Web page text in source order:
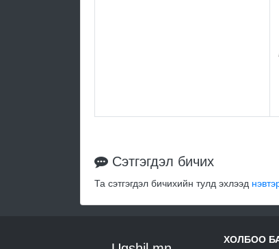
Сэтгэгдэл бичих
Та сэтгэгдэл бичихийн тулд эхлээд
ХОЛБОО